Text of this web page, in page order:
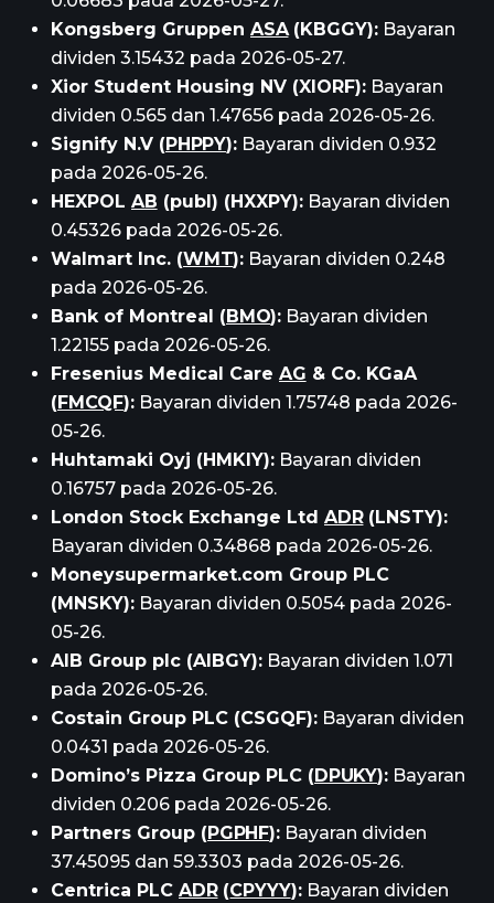
Kongsberg Gruppen ASA(KBGGY): Bayaran
dividen 3.15432 pada 2026-05-27.
Xior Student Housing NV (XIORF): Bayaran
dividen 0.565 dan 1.47656 pada 2026-05-26.
Signify N.V (PHPPY): Bayaran dividen 0.932
pada 2026-05-26.
HEXPOL AB (publ) (HXXPY):Bayaran dividen
0.45326 pada 2026-05-26.
Walmart Inc. (WMT): Bayaran dividen 0.248
pada 2026-05-26.
Bank of Montreal (BMO): Bayaran dividen
1.22155 pada 2026-05-26.
Fresenius Medical Care AG & Co. KGaA
(FMCQF): Bayaran dividen 1.75748 pada 2026-
05-26.
Huhtamaki Oyj (HMKIY): Bayaran dividen
0.16757 pada 2026-05-26.
London Stock Exchange Ltd ADR(LNSTY):
Bayaran dividen 0.34868 pada 2026-05-26.
Moneysupermarket.com Group PLC
(MNSKY): Bayaran dividen 0.5054 pada 2026-
05-26.
AIB Group plc (AIBGY): Bayaran dividen 1.071
pada 2026-05-26.
Costain Group PLC (CSGQF): Bayaran dividen
0.0431 pada 2026-05-26.
Domino’s Pizza Group PLC (DPUKY): Bayaran
dividen 0.206 pada 2026-05-26.
Partners Group (PGPHF): Bayaran dividen
37.45095 dan 59.3303 pada 2026-05-26.
Centrica PLC ADR(CPYYY):Bayaran dividen